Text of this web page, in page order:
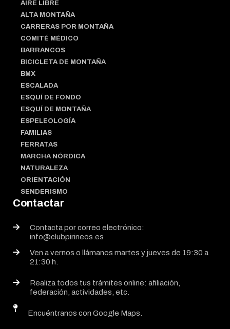
AIRE LIBRE
ALTA MONTAÑA
CARRERAS POR MONTAÑA
COMITÉ MÉDICO
BARRANCOS
BICICLETA DE MONTAÑA
BMX
ESCALADA
ESQUÍ DE FONDO
ESQUÍ DE MONTAÑA
ESPELEOLOGÍA
FAMILIAS
FERRATAS
MARCHA NÓRDICA
NATURALEZA
ORIENTACIÓN
SENDERISMO
Contactar
Contacta por correo electrónico:
info@clubpirineos.es
Ven a vernos o llámanos martes y jueves de 19:30 a
21:30 h.
Realiza todos tus trámites online: afiliación,
federación, actividades, etc.
Encuéntranos con Google Maps.